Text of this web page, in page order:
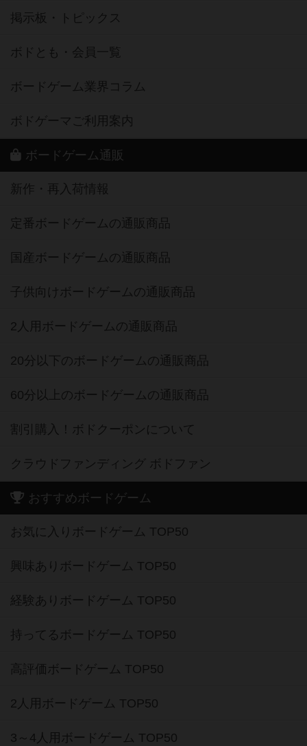
掲示板・トピックス
ボドとも・会員一覧
ボードゲーム業界コラム
ボドゲーマご利用案内
ボードゲーム通販
新作・再入荷情報
定番ボードゲームの通販商品
国産ボードゲームの通販商品
子供向けボードゲームの通販商品
2人用ボードゲームの通販商品
20分以下のボードゲームの通販商品
60分以上のボードゲームの通販商品
割引購入！ボドクーポンについて
クラウドファンディング ボドファン
おすすめボードゲーム
お気に入りボードゲーム TOP50
興味ありボードゲーム TOP50
経験ありボードゲーム TOP50
持ってるボードゲーム TOP50
高評価ボードゲーム TOP50
2人用ボードゲーム TOP50
3～4人用ボードゲーム TOP50